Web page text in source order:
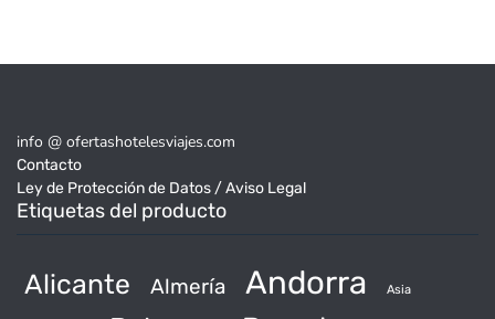
info @ ofertashotelesviajes.com
Contacto
Ley de Protección de Datos / Aviso Legal
Etiquetas del producto
Alicante Almería Andorra Asia